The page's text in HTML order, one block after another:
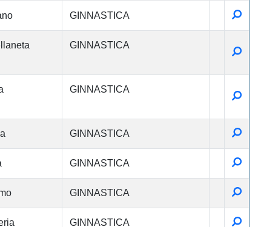
GINNASTICA
GINNASTICA
GINNASTICA
GINNASTICA
GINNASTICA
GINNASTICA
GINNASTICA